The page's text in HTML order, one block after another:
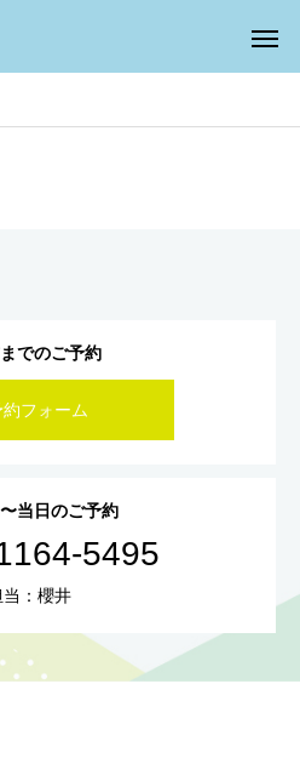
でのご予約
約フォーム
当日のご予約
5495
当：櫻井